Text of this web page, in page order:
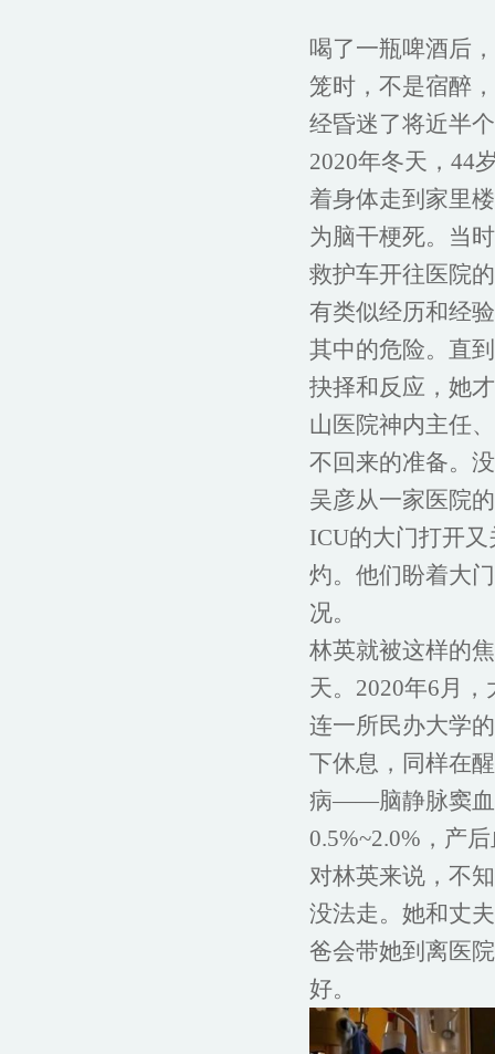
喝了一瓶啤酒后
笼时，不是宿醉
经昏迷了将近半
2020年冬天，44
着身体走到家里
为脑干梗死。当
救护车开往医院
有类似经历和经
其中的危险。直
抉择和反应，她
山医院神内主任
不回来的准备。
吴彦从一家医院
ICU的大门打开
灼。他们盼着大
况。
林英就被这样的
天。2020年6月
连一所民办大学
下休息，同样在
病——脑静脉窦血
0.5%~2.0%，产
对林英来说，不
没法走。她和丈
爸会带她到离医
好。